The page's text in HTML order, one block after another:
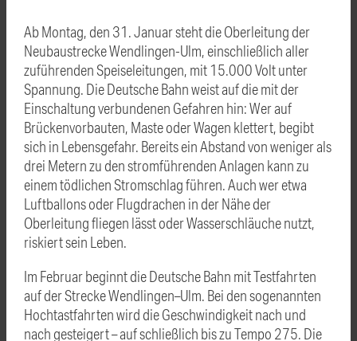
Ab Montag, den 31. Januar steht die Oberleitung der
Neubaustrecke Wendlingen-Ulm, einschließlich aller
zuführenden Speiseleitungen, mit 15.000 Volt unter
Spannung. Die Deutsche Bahn weist auf die mit der
Einschaltung verbundenen Gefahren hin: Wer auf
Brückenvorbauten, Maste oder Wagen klettert, begibt
sich in Lebensgefahr. Bereits ein Abstand von weniger als
drei Metern zu den stromführenden Anlagen kann zu
einem tödlichen Stromschlag führen. Auch wer etwa
Luftballons oder Flugdrachen in der Nähe der
Oberleitung fliegen lässt oder Wasserschläuche nutzt,
riskiert sein Leben.
Im Februar beginnt die Deutsche Bahn mit Testfahrten
auf der Strecke Wendlingen–Ulm. Bei den sogenannten
Hochtastfahrten wird die Geschwindigkeit nach und
nach gesteigert – auf schließlich bis zu Tempo 275. Die